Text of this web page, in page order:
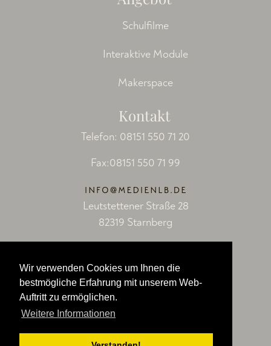
Wir verwenden Cookies um Ihnen die
bestmögliche Erfahrung mit unserem Web-
Auftritt zu ermöglichen.
Weitere Informationen
Schulfilme
Interaktive Module
Makerspace
Kontakt
Telefon: 08151 550 71 20
Fax:08151 550 71 99
Leutstettener Straße 28
82319 Starnberg
Facebook
YouTube